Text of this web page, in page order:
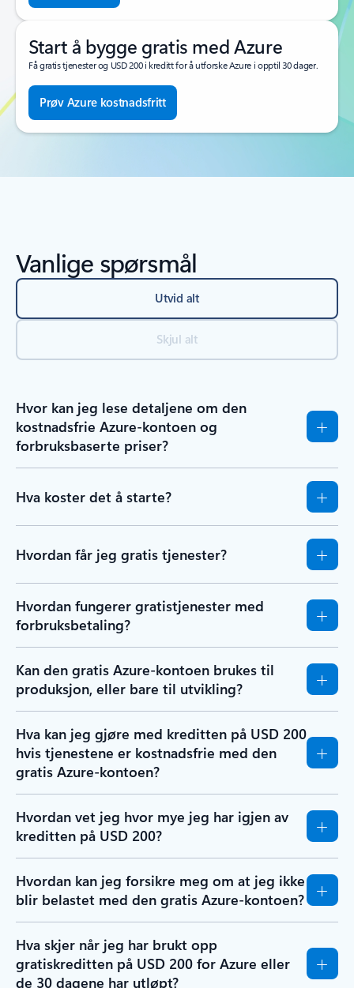
Start å bygge gratis med Azure
Få gratis tjenester og USD 200 i kreditt for å utforske Azure i opptil 30 dager.
Prøv Azure kostnadsfritt
Vanlige spørsmål
Utvid alt
Skjul alt
Hvor kan jeg lese detaljene om den
kostnadsfrie Azure-kontoen og
forbruksbaserte priser?
Hva koster det å starte?
Hvordan får jeg gratis tjenester?
Hvordan fungerer gratistjenester med
forbruksbetaling?
Kan den gratis Azure-kontoen brukes til
produksjon, eller bare til utvikling?
Hva kan jeg gjøre med kreditten på USD 200
hvis tjenestene er kostnadsfrie med den
gratis Azure-kontoen?
Hvordan vet jeg hvor mye jeg har igjen av
kreditten på USD 200?
Hvordan kan jeg forsikre meg om at jeg ikke
blir belastet med den gratis Azure-kontoen?
Hva skjer når jeg har brukt opp
gratiskreditten på USD 200 for Azure eller
de 30 dagene har utløpt?